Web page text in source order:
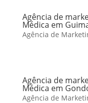
Agência de
Médica em
Agência de
Agência de
Médica em
Agência de